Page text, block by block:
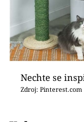
Nechte se
Zdroj: Pinterest.com